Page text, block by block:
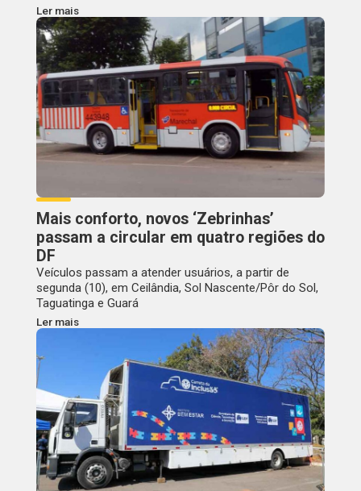
Ler mais
Mais conforto, novos ‘Zebrinhas’
passam a circular em quatro regiões do
DF
Veículos passam a atender usuários, a partir de
segunda (10), em Ceilândia, Sol Nascente/Pôr do Sol,
Taguatinga e Guará
Ler mais